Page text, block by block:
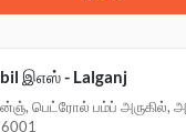
276001
223223
அசாம்கர், 276001
இஎஸ் - Lalganj
பெட்ரோல் பம்ப் அருகில்,